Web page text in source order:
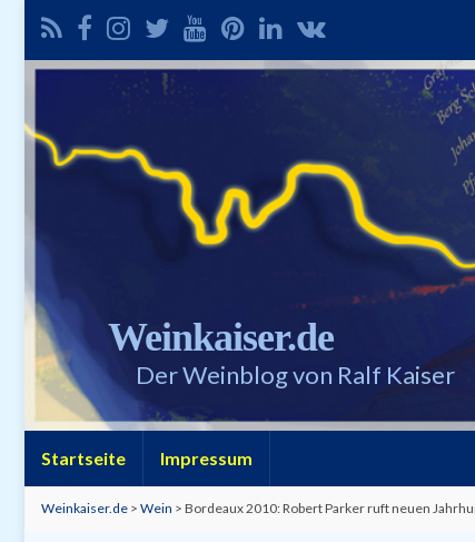
Weinkaiser.de
Der Weinblog von Ralf Kaiser
Startseite Impressum
Weinkaiser.de > Wein > Bordeaux 2010: Robert Parker ruft neuen